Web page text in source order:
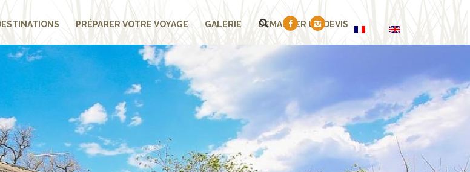
PRÉPARER VOTRE VOYAGE GALERIE DEMANDER UN DEVIS